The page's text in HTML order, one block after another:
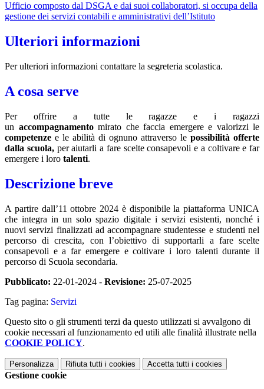
Ufficio composto dal DSGA e dai suoi collaboratori, si occupa della
gestione dei servizi contabili e amministrativi dell’Istituto
Ulteriori informazioni
Per ulteriori informazioni contattare la segreteria scolastica.
A cosa serve
Per offrire a tutte le ragazze e i ragazzi
un accompagnamentomirato che faccia emergere e valorizzi le
competenze e le abilità di ognuno attraverso le possibilità offerte
dalla scuola, per aiutarli a fare scelte consapevoli e a coltivare e far
emergere i loro talenti.
Descrizione breve
A partire dall’11 ottobre 2024 è disponibile la piattaforma UNICA
che integra in un solo spazio digitale i servizi esistenti, nonché i
nuovi servizi finalizzati ad accompagnare studentesse e studenti nel
percorso di crescita, con l’obiettivo di supportarli a fare scelte
consapevoli e a far emergere e coltivare i loro talenti durante il
percorso di Scuola secondaria.
Pubblicato: 22-01-2024 - Revisione: 25-07-2025
Tag pagina: Servizi
Questo sito o gli strumenti terzi da questo utilizzati si avvalgono di
cookie necessari al funzionamento ed utili alle finalità illustrate nella
COOKIE POLICY.
Personalizza Rifiuta tutti i cookies Accetta tutti i cookies
Gestione cookie